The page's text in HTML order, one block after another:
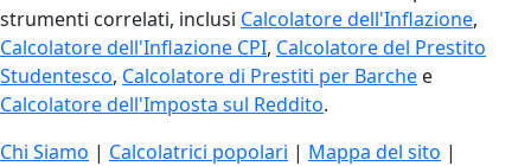
strumenti correlati, inclusi Calcolatore dell'Inflazione,
Calcolatore dell'Inflazione CPI, Calcolatore del Prestito
Studentesco, Calcolatore di Prestiti per Barche e
Calcolatore dell'Imposta sul Reddito.
Chi Siamo | Calcolatrici popolari | Mappa del sito |